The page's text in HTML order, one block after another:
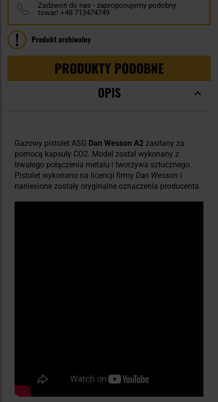
Zadzwoń do nas - zaproponujemy podobny
towar! +48 713474749
Produkt archiwalny
PRODUKTY PODOBNE
OPIS
Gazowy pistolet ASG Dan Wesson A2 zasilany za
pomocą kapsuły CO2. Model został wykonany z
trwałego połączenia metalu i tworzywa sztucznego.
Pistolet wykonano na licencji firmy Dan Wesson i
naniesione zostały oryginalne oznaczenia producenta.